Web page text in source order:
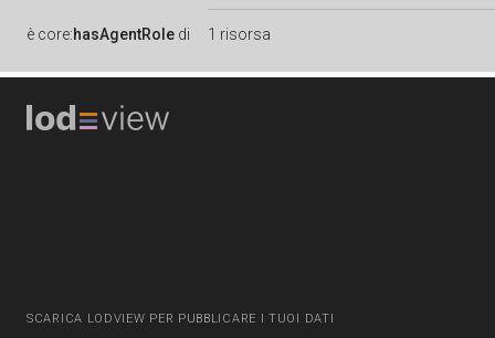
è core:hasAgentRole di 1 risorsa
SCARICA LODVIEW PER PUBBLICARE I TUOI DATI